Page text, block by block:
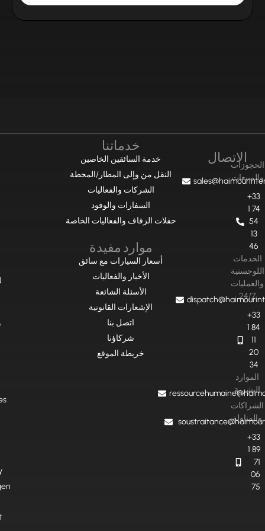
الاتصالالحجوزات
والمبيعات
+33
1 74
54
13
46
الخدمات
اللوجستية
والعمليات
24/7
+33
1 84
11
20
34
الموارد
البشرية
الشراكات
والمناولة
+33
1 89
71
06
75
خدماتنا
خدمة السائقين الخاصين
النقل من وإلى المطار/المحطة
الشركات والفعاليات
السفارات والوفود
حفلات الزفاف والفعاليات الخاصة
موارد مفيدة
أسعار السيارات مع سائق
الأخبار والفعاليات
الأسئلة الشائعة
الإشعارات القانونية
اتصل بنا
شركاؤنا
خريطة الموقع